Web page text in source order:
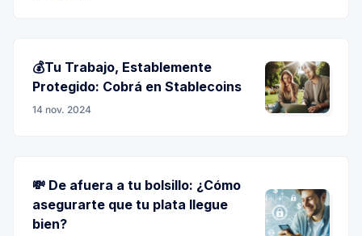
💰Tu Trabajo, Establemente
Protegido: Cobrá en Stablecoins
14 nov. 2024
💸 De afuera a tu bolsillo: ¿Cómo
asegurarte que tu plata llegue
bien?